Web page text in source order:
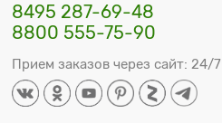
8495 287-69-48
8800 555-75-90
Прием заказов через сайт: 24/7